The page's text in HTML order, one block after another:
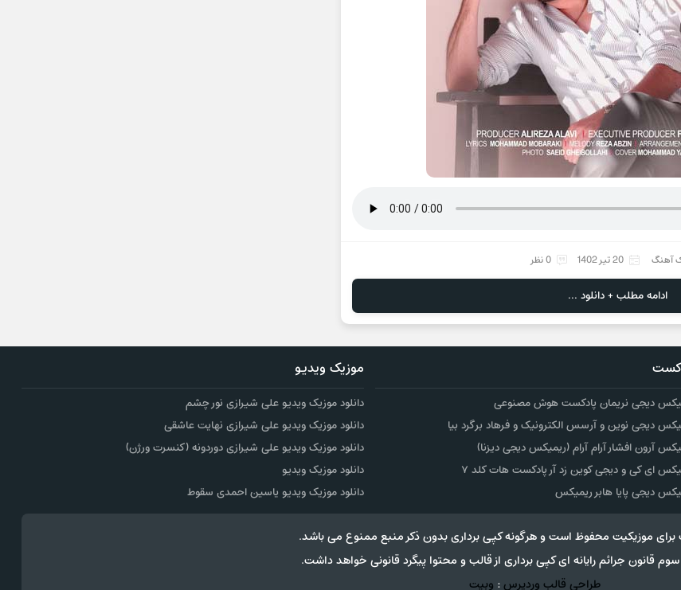
آهنگ 20 تیر 1402 0 نظر
ادامه مطلب + دانلود ...
دیجی نریمان پادکست هوش مصنوعی
دیجی نوین و آرسس الکترونیک و فرهاد برگرد بیا
آرون افشار آرام آرام (ریمیکس دیجی دیزنا)
ای کی و دیجی کوین زد آر پادکست هات کلد ۷
دیجی پایا هابر ریمیکس
موزیک ویدیو
دانلود موزیک ویدیو علی شیرازی نور چشم
دانلود موزیک ویدیو علی شیرازی نهایت عاشقی
دانلود موزیک ویدیو علی شیرازی دوردونه (کنسرت ورژن)
دانلود موزیک ویدیو
دانلود موزیک ویدیو یاسین احمدی سقوط
موزیکیت محفوظ است و هرگونه کپی برداری بدون ذکر منبع ممنوع می باشد.
طراحی قالب وردپرس: وبیت